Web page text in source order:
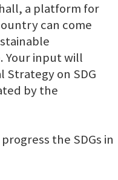
a platform for
can come
Your input will
on SDG
by the
the SDGs in